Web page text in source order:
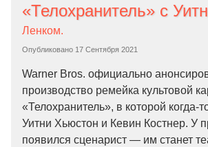
Опубликовано 17 Сентября 2021
Ленком.
Warner Bros. официально
производство ремейка культовой
«Телохранитель», в которой когда-
Уитни Хьюстон и Кевин Костнер. У
появился сценарист — им станет